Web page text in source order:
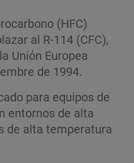
(HFC)
al R-114 (CFC),
Unión Europea
de 1994.
para equipos de
entornos de alta
de alta temperatura